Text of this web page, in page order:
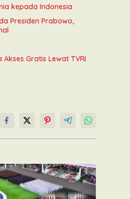
kepada Indonesia
Presiden Prabowo,
Gratis Lewat TVRI